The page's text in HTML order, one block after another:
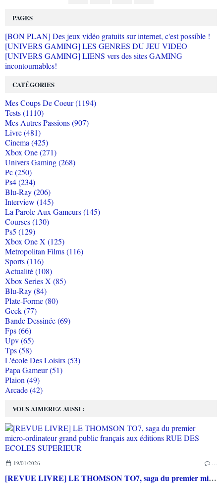
VOUS AIMEREZ AUSSI :
19/01/2026 …
[REVUE LIVRE] LE THOMSON TO7, saga du premier micro-ordinateur grand public français aux éditions RUE DES ECOLES SUPERIEUR
PAGES
[BON PLAN] Des jeux vidéo gratuits sur internet, c'est possible !
[UNIVERS GAMING] LES GENRES DU JEU VIDEO
[UNIVERS GAMING] LIENS vers des sites GAMING
incontournables!
CATÉGORIES
Mes Coups De Coeur (1194)
Tests (1110)
Mes Autres Passions (907)
Livre (481)
Cinema (425)
Xbox One (271)
Univers Gaming (268)
Pc (250)
Ps4 (234)
Blu-Ray (206)
Interview (145)
La Parole Aux Gameurs (145)
Courses (130)
Ps5 (129)
Xbox One X (125)
Metropolitan Films (116)
Sports (116)
Actualité (108)
Xbox Series X (85)
Blu-Ray (84)
Plate-Forme (80)
Geek (77)
Bande Dessinée (69)
Fps (66)
Upv (65)
Tps (58)
L'école Des Loisirs (53)
Papa Gameur (51)
Plaion (49)
Arcade (42)